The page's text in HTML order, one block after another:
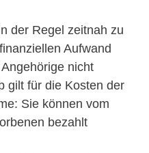
der Regel zeitnah zu
Aufwand
nicht
gilt für die Kosten der
Sie können vom
bezahlt